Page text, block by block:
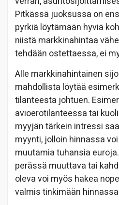
Pitkässä juoksussa on
pyrkiä löytämään hyviä
niistä markkinahintaa
tehdään ostettaessa, ei
Alle markkinahintainen
mahdollista löytää
tilanteesta johtuen.
avioerotilanteessa tai
myyjän tärkein intressi
myynti, jolloin hinnassa
muutamia tuhansia
perässä muuttava tai
oleva voi myös hakea
valmis tinkimään